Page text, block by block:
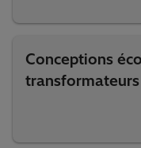
Conceptions